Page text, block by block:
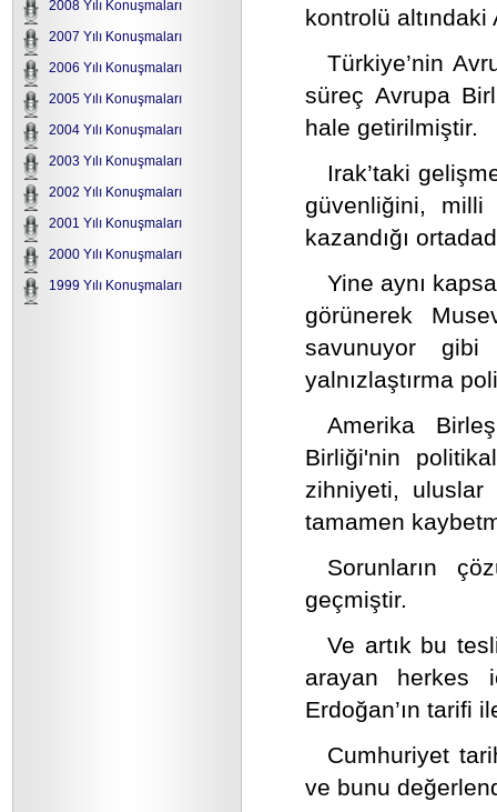
2008 Yılı Konuşmaları
2007 Yılı Konuşmaları
2006 Yılı Konuşmaları
2005 Yılı Konuşmaları
2004 Yılı Konuşmaları
2003 Yılı Konuşmaları
2002 Yılı Konuşmaları
2001 Yılı Konuşmaları
2000 Yılı Konuşmaları
1999 Yılı Konuşmaları
kontrolü
Türkiye’nin
süreç Avrupa
hale getirilmiştir.
Irak’taki
güvenliğini,
kazandığı
Yine aynı
görünerek
savunuyor
yalnızlaştırma
Amerika
Birliği'nin
zihniyeti, uluslar
tamamen
Sorunların
geçmiştir.
Ve artık bu
arayan herkes
Erdoğan’ın tarifi
Cumhuriyet
ve bunu